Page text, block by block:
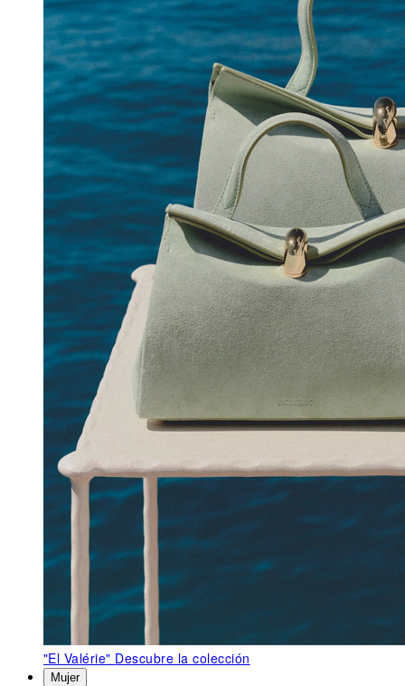
"El Valérie" Descubre la colección
Mujer